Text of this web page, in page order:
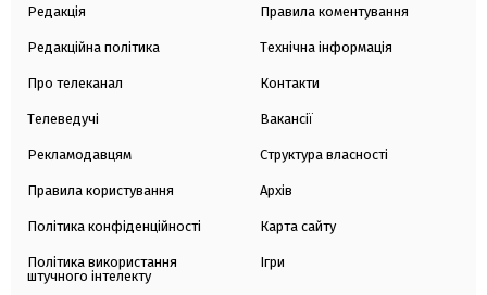
Редакція
Редакційна політика
Про телеканал
Телеведучі
Рекламодавцям
Правила користування
Політика конфіденційності
Політика використання
штучного інтелекту
Правила коментування
Технічна інформація
Контакти
Вакансії
Структура власності
Архів
Карта сайту
Ігри